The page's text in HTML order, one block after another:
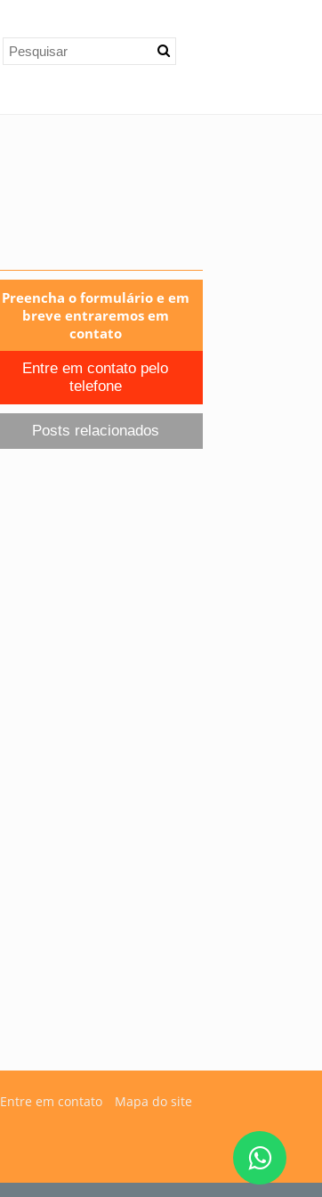
Preencha o formulário e em
breve entraremos em
contato
Entre em contato pelo
telefone
Posts relacionados
Entre em contato Mapa do site